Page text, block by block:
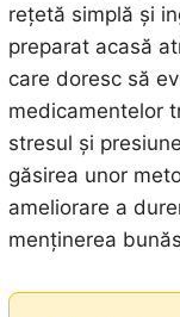
rețetă simplă și
preparat acasă
care doresc să
medicamentelor
stresul și
găsirea unor
ameliorare a
menținerea